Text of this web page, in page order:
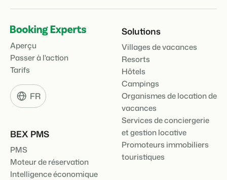
Aperçu
Passer à l'action
Tarifs
FR
BEX PMS
PMS
Moteur de réservation
Intelligence économique
Solutions
Villages de vacances
Resorts
Hôtels
Campings
Organismes de location de
vacances
Services de conciergerie
et gestion locative
Promoteurs immobiliers
touristiques